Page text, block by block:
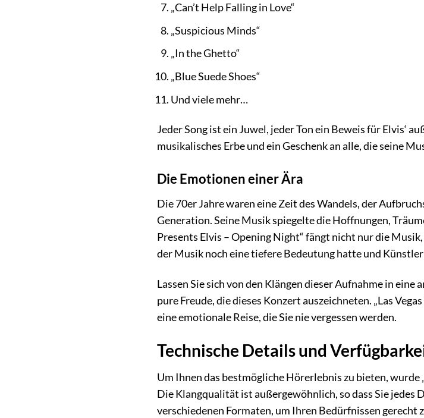
„Can’t Help Falling in Love“
„Suspicious Minds“
„In the Ghetto“
„Blue Suede Shoes“
Und viele mehr…
Jeder Song ist ein Juwel, jeder Ton ein Beweis für Elvis‘
musikalisches Erbe und ein Geschenk an alle, die seine
Die Emotionen einer Ära
Die 70er Jahre waren eine Zeit des Wandels, der
Generation. Seine Musik spiegelte die Hoffnungen,
Presents Elvis – Opening Night“ fängt nicht nur die
der Musik noch eine tiefere Bedeutung hatte und
Lassen Sie sich von den Klängen dieser Aufnahme in
pure Freude, die dieses Konzert auszeichneten. „Las
eine emotionale Reise, die Sie nie vergessen werden.
Technische Details und
Um Ihnen das bestmögliche Hörerlebnis zu bieten,
Die Klangqualität ist außergewöhnlich, so dass Sie jedes
verschiedenen Formaten, um Ihren Bedürfnissen gerecht